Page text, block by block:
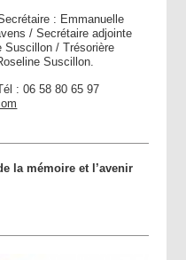
: Emmanuelle
/ Secrétaire adjointe
Suscillon / Trésorière
Suscillon.
: 06 58 80 65 97
la mémoire et l’avenir